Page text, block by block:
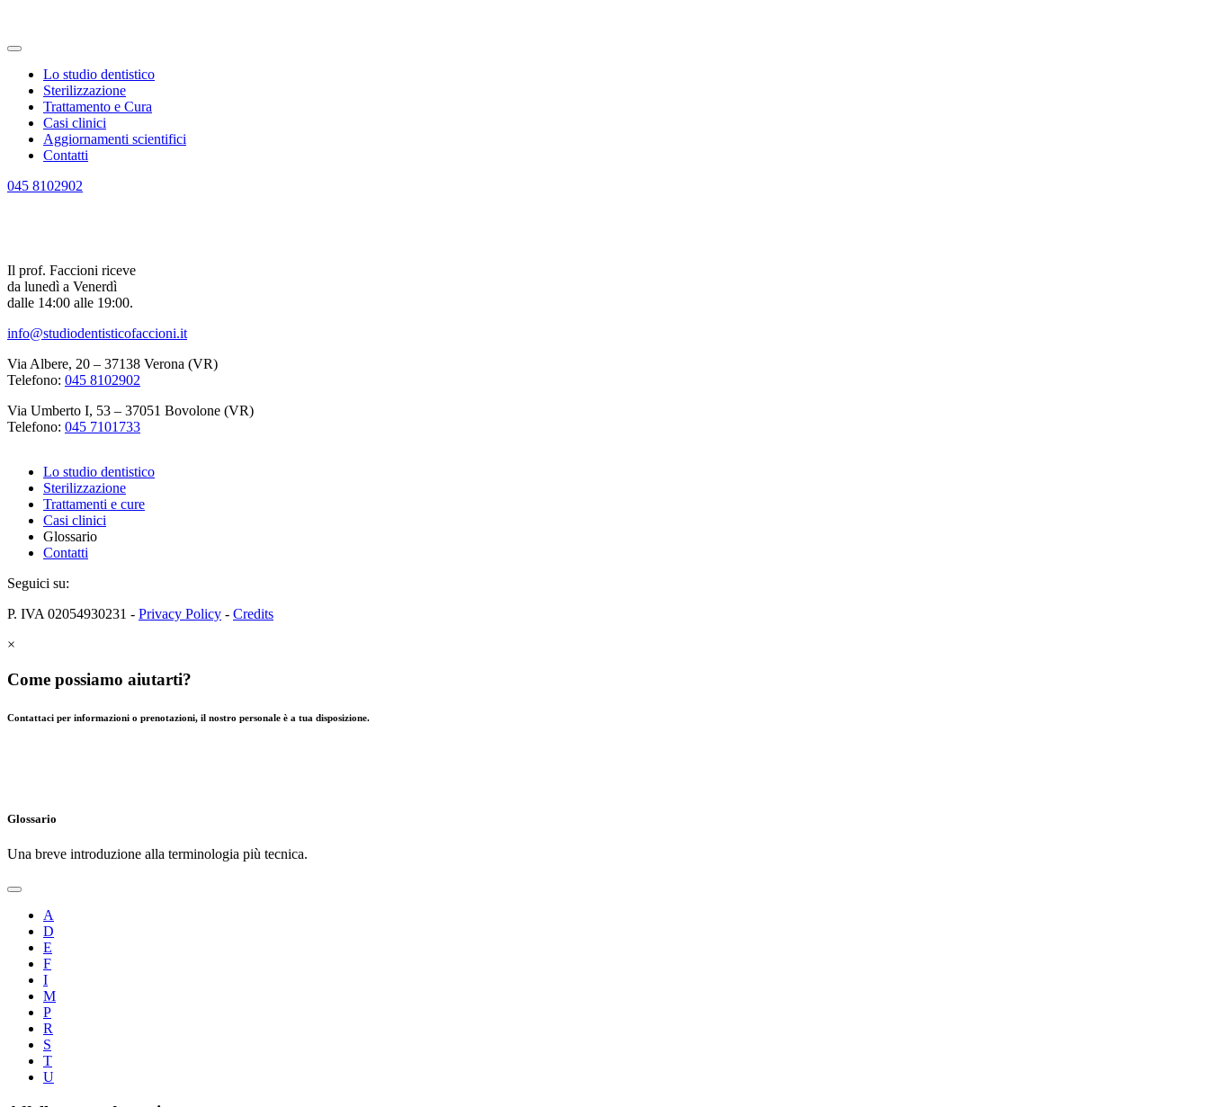
Lo studio dentistico
Sterilizzazione
Trattamento e Cura
Casi clinici
Aggiornamenti scientifici
Contatti
045 8102902
Il prof. Faccioni riceve
da lunedì a Venerdì
dalle 14:00 alle 19:00.
info@studiodentisticofaccioni.it
Via Albere, 20 – 37138 Verona (VR)
Telefono: 045 8102902
Via Umberto I, 53 – 37051 Bovolone (VR)
Telefono: 045 7101733
Lo studio dentistico
Sterilizzazione
Trattamenti e cure
Casi clinici
Glossario
Contatti
Seguici su:
P. IVA 02054930231 - Privacy Policy - Credits
×
Come possiamo aiutarti?
Contattaci per informazioni o prenotazioni, il nostro personale è a tua disposizione.
Glossario
Una breve introduzione alla terminologia più tecnica.
A
D
E
F
I
M
P
R
S
T
U